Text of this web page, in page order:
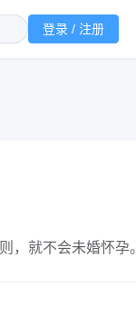
登录 / 注册
，就不会未婚怀孕。